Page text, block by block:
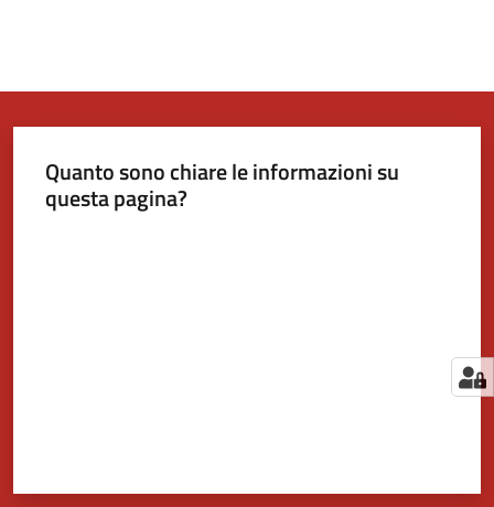
Quanto sono chiare le informazioni su
questa pagina?